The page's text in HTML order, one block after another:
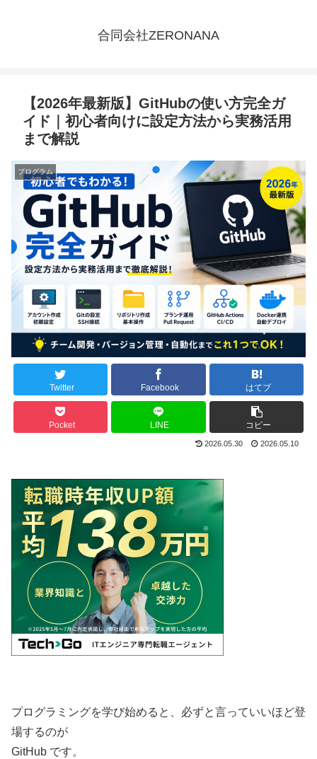
合同会社ZERONANA
【2026年最新版】GitHubの使い方完全ガ
イド｜初心者向けに設定方法から実務活用
まで解説
プログラム
Twitter Facebook はてブ
Pocket LINE コピー
2026.05.30 2026.05.10
プログラミングを学び始めると、必ずと言っていいほど登
場するのが
GitHub です。